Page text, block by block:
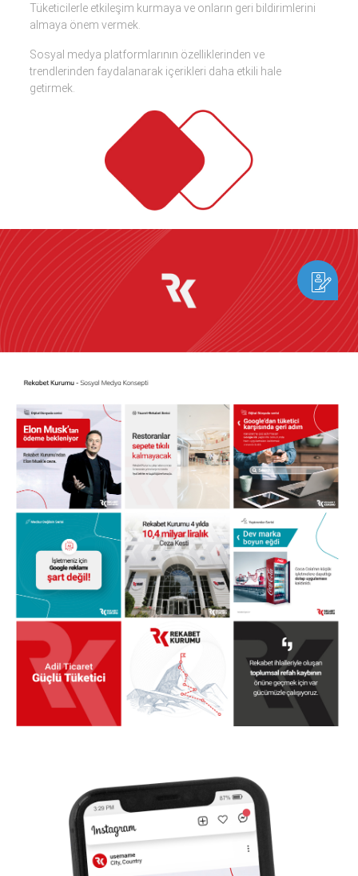
Tüketicilerle etkileşim kurmaya ve onların geri bildirimlerini
almaya önem vermek.
Sosyal medya platformlarının özelliklerinden ve
trendlerinden faydalanarak içerikleri daha etkili hale
getirmek.